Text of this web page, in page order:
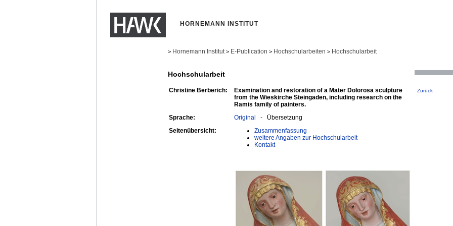
HORNEMANN INSTITUT
> Hornemann Institut > E-Publication > Hochschularbeiten > Hochschularbeit
Hochschularbeit
Christine Berberich:
Examination and restoration of a Mater Dolorosa sculpture
from the Wieskirche Steingaden, including research on the
Ramis family of painters.
Zurück
Sprache: Original - Übersetzung
Seitenübersicht:
Zusammenfassung
weitere Angaben zur Hochschularbeit
Kontakt